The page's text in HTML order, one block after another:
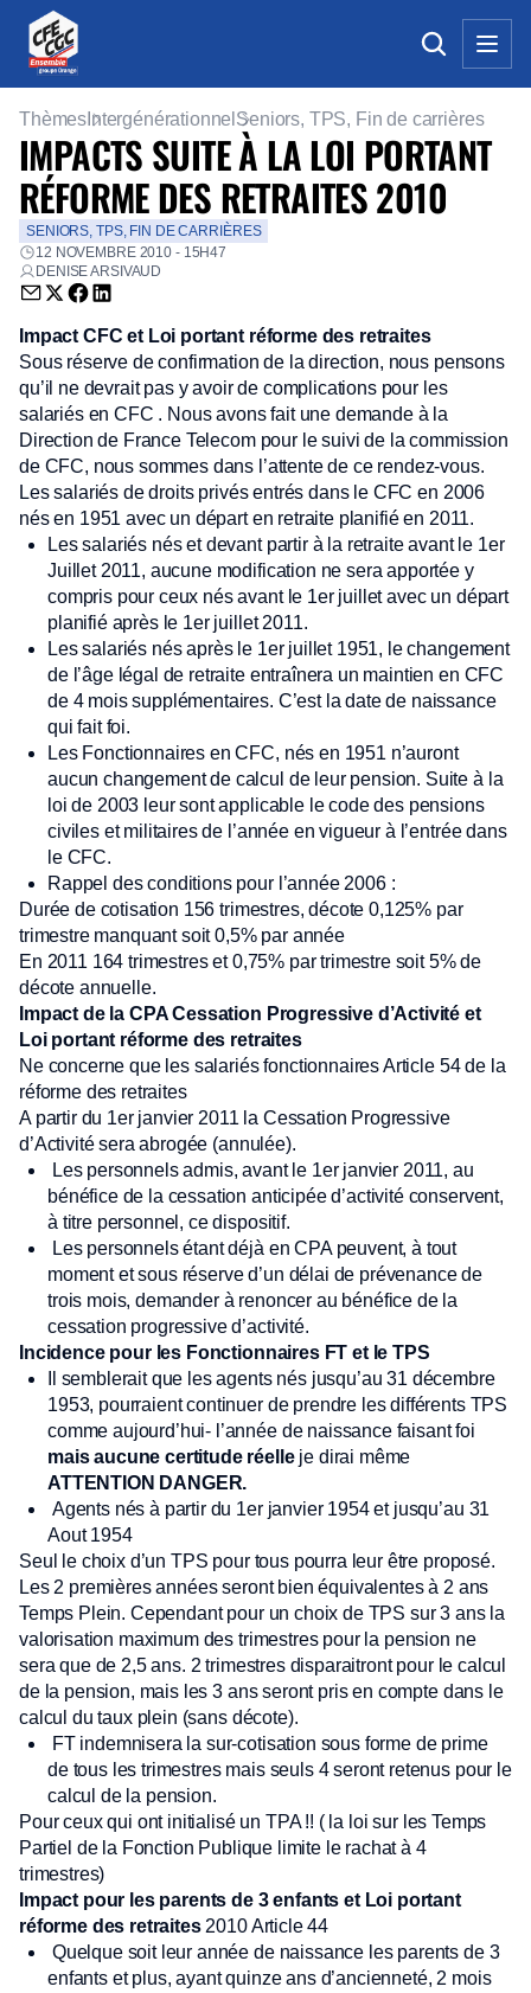
Thèmes Intergénérationnel Seniors, TPS, Fin de carrières
IMPACTS SUITE À LA LOI PORTANT
RÉFORME DES RETRAITES 2010
SENIORS, TPS, FIN DE CARRIÈRES
12 NOVEMBRE 2010 - 15H47
DENISE ARSIVAUD
Envoyer par email (nouvelle fenêtre)
Partager sur Twitter (nouvelle fenêtre)
Partager sur Facebook (nouvelle fenêtre)
Partager sur LinkedIn (nouvelle fenêtre)
Impact CFC et Loi portant réforme des retraites
Sous réserve de confirmation de la direction, nous pensons
qu’il ne devrait pas y avoir de complications pour les
salariés en CFC . Nous avons fait une demande à la
Direction de France Telecom pour le suivi de la commission
de CFC, nous sommes dans l’attente de ce rendez-vous.
Les salariés de droits privés entrés dans le CFC en 2006
nés en 1951 avec un départ en retraite planifié en 2011.
Les salariés nés et devant partir à la retraite avant le 1er
Juillet 2011, aucune modification ne sera apportée y
compris pour ceux nés avant le 1er juillet avec un départ
planifié après le 1er juillet 2011.
Les salariés nés après le 1er juillet 1951, le changement
de l’âge légal de retraite entraînera un maintien en CFC
de 4 mois supplémentaires. C’est la date de naissance
qui fait foi.
Les Fonctionnaires en CFC, nés en 1951 n’auront
aucun changement de calcul de leur pension. Suite à la
loi de 2003 leur sont applicable le code des pensions
civiles et militaires de l’année en vigueur à l’entrée dans
le CFC.
Rappel des conditions pour l’année 2006 :
Durée de cotisation 156 trimestres, décote 0,125% par
trimestre manquant soit 0,5% par année
En 2011 164 trimestres et 0,75% par trimestre soit 5% de
décote annuelle.
Impact de la CPA Cessation Progressive d’Activité et
Loi portant réforme des retraites
Ne concerne que les salariés fonctionnaires Article 54 de la
réforme des retraites
A partir du 1er janvier 2011 la Cessation Progressive
d’Activité sera abrogée (annulée).
Les personnels admis, avant le 1er janvier 2011, au
bénéfice de la cessation anticipée d’activité conservent,
à titre personnel, ce dispositif.
Les personnels étant déjà en CPA peuvent, à tout
moment et sous réserve d’un délai de prévenance de
trois mois, demander à renoncer au bénéfice de la
cessation progressive d’activité.
Incidence pour les Fonctionnaires FT et le TPS
Il semblerait que les agents nés jusqu’au 31 décembre
1953, pourraient continuer de prendre les différents TPS
comme aujourd’hui- l’année de naissance faisant foi
mais aucune certitude réelleje dirai même
ATTENTION DANGER.
Agents nés à partir du 1er janvier 1954 et jusqu’au 31
Aout 1954
Seul le choix d’un TPS pour tous pourra leur être proposé.
Les 2 premières années seront bien équivalentes à 2 ans
Temps Plein. Cependant pour un choix de TPS sur 3 ans la
valorisation maximum des trimestres pour la pension ne
sera que de 2,5 ans. 2 trimestres disparaitront pour le calcul
de la pension, mais les 3 ans seront pris en compte dans le
calcul du taux plein (sans décote).
FT indemnisera la sur-cotisation sous forme de prime
de tous les trimestres mais seuls 4 seront retenus pour le
calcul de la pension.
Pour ceux qui ont initialisé un TPA !! ( la loi sur les Temps
Partiel de la Fonction Publique limite le rachat à 4
trimestres)
Impact pour les parents de 3 enfants et Loi portant
réforme des retraites2010 Article 44
Quelque soit leur année de naissance les parents de 3
enfants et plus, ayant quinze ans d’ancienneté, 2 mois